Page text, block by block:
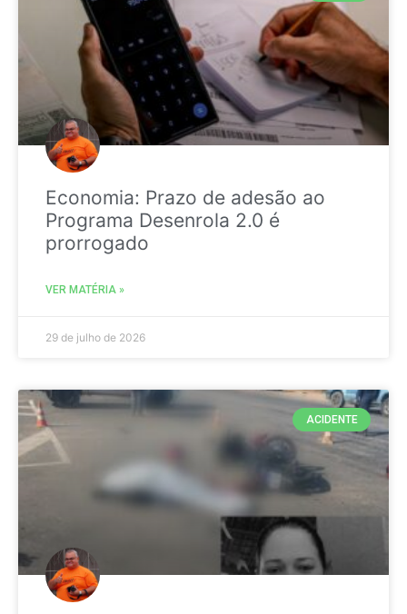
Economia: Prazo de adesão ao
Programa Desenrola 2.0 é
prorrogado
VER MATÉRIA »
29 de julho de 2026
ACIDENTE